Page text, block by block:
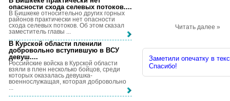
Читать далее »
Заметили опечатку в
Спасибо!
опасности схода селевых потоков....
В Бишкеке относительно других горных
районов практически нет опасности
схода селевых потоков. Об этом сказал
заместитель главы ...
В Курской области пленили
добровольно вступившую в ВСУ
девуш....
Российские войска в Курской области
взяли в плен несколько бойцов, среди
которых оказалась девушка-
военнослужащая, которая добровольно
...